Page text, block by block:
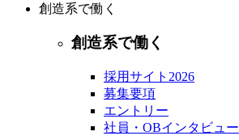
創造系で働く
創造系で働く
採用サイト2026
募集要項
エントリー
社員・OBインタビュー